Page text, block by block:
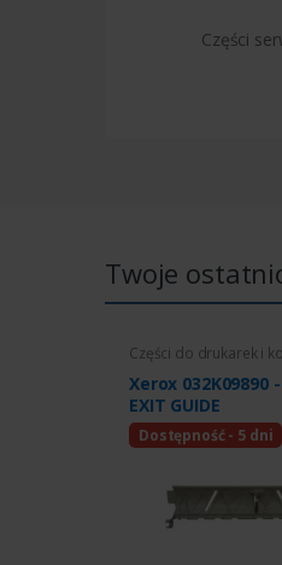
Części
Twoje
Części do drukarek i
Xerox 032K09890 -
EXIT GUIDE
Dostępność - 5 dni